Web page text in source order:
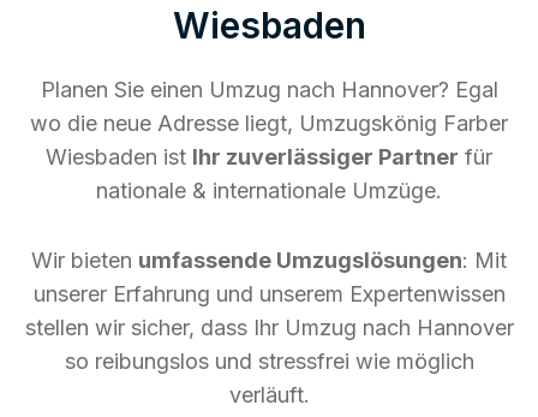
Wiesbaden
Planen Sie einen Umzug nach Hannover? Egal
wo die neue Adresse liegt, Umzugskönig Farber
Wiesbaden ist Ihr zuverlässiger Partner für
nationale & internationale Umzüge.
Wir bieten umfassende Umzugslösungen: Mit
unserer Erfahrung und unserem Expertenwissen
stellen wir sicher, dass Ihr Umzug nach Hannover
so reibungslos und stressfrei wie möglich
verläuft.